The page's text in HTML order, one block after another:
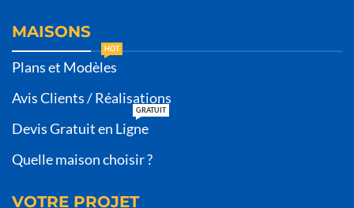
MAISONS
Plans et Modèles
HOT
Avis Clients / Réalisations
Devis Gratuit en Ligne
GRATUIT
Quelle maison choisir ?
VOTRE PROJET